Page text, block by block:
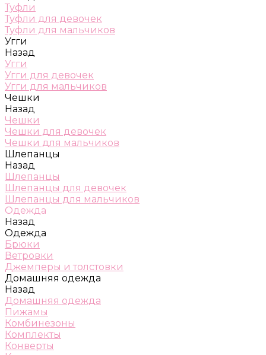
Туфли
Туфли для девочек
Туфли для мальчиков
Угги
Назад
Угги
Угги для девочек
Угги для мальчиков
Чешки
Назад
Чешки
Чешки для девочек
Чешки для мальчиков
Шлепанцы
Назад
Шлепанцы
Шлепанцы для девочек
Шлепанцы для мальчиков
Одежда
Назад
Одежда
Брюки
Ветровки
Джемперы и толстовки
Домашняя одежда
Назад
Домашняя одежда
Пижамы
Комбинезоны
Комплекты
Конверты